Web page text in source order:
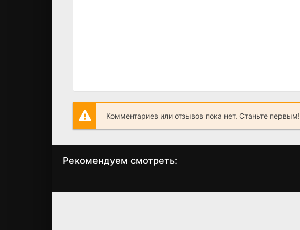
Комментариев или отзывов пока нет. Станьте первым!
Рекомендуем смотреть: